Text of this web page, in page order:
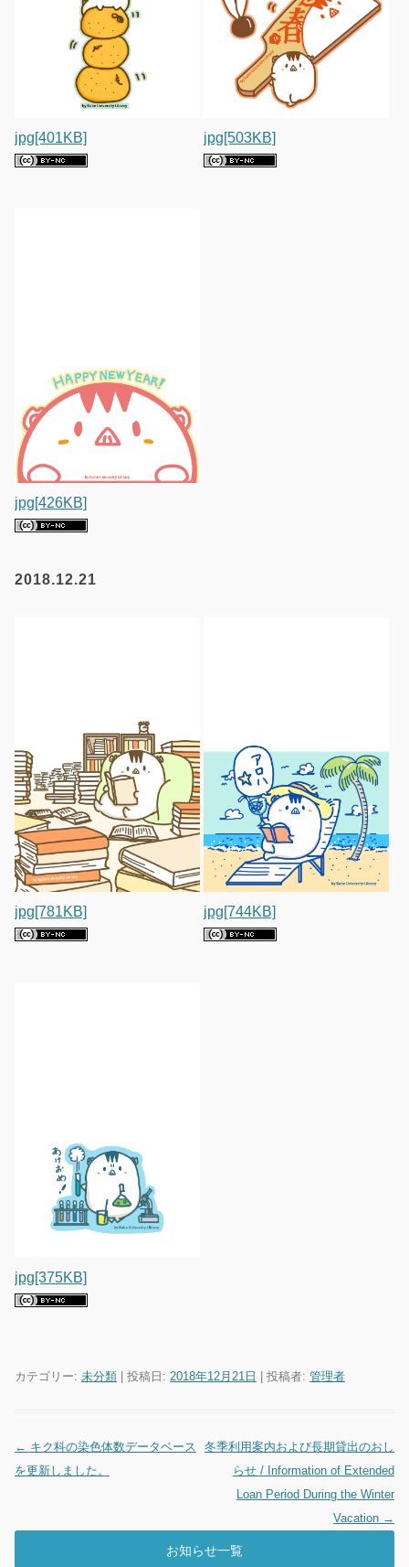
jpg[401KB] jpg[503KB]
jpg[426KB]
2018.12.21
jpg[781KB] jpg[744KB]
jpg[375KB]
カテゴリー: 未分類 | 投稿日: 2018年12月21日 | 投稿者: 管理者
投稿ナビゲーション
← キク科の染色体数データベース
を更新しました。
冬季利用案内および長期貸出のおし
らせ / Information of Extended
Loan Period During the Winter
Vacation →
お知らせ一覧